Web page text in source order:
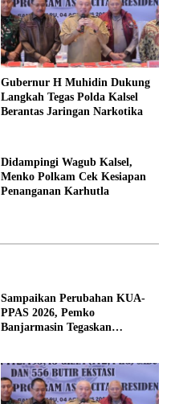
Gubernur H Muhidin Dukung
Langkah Tegas Polda Kalsel
Berantas Jaringan Narkotika
Didampingi Wagub Kalsel,
Menko Polkam Cek Kesiapan
Penanganan Karhutla
Sampaikan Perubahan KUA-
PPAS 2026, Pemko
Banjarmasin Tegaskan